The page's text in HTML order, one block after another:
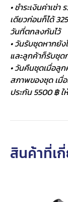
• ชำระเงินค่าเช่
เดียวก่อนก็ได้
วันที่ตกลงกันไว้
• วันรับชุดหากยัง
และลูกค้าก็รับชุด
• วันคืนชุดเมื่อลู
สภาพของชุด เมื่
ประกัน 5500 ฿ ใ
สินค้าที่เ